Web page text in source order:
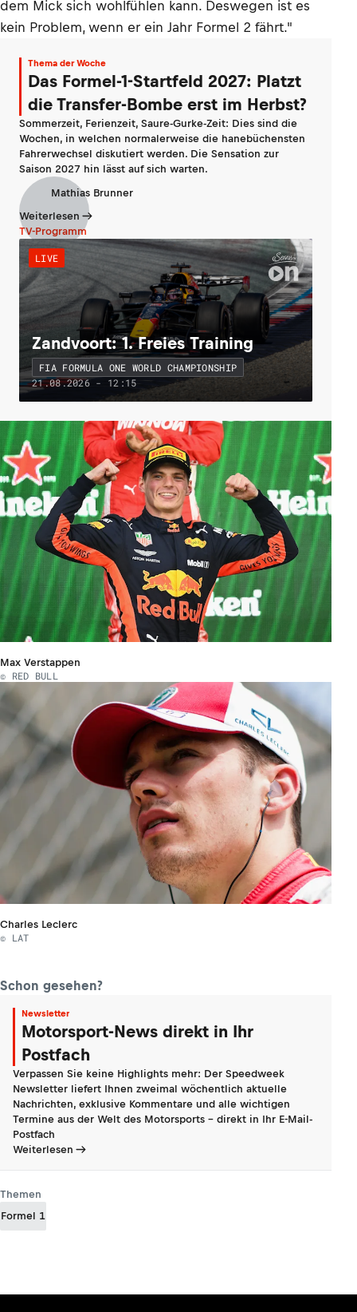
dem Mick sich wohlfühlen kann. Deswegen ist es
kein Problem, wenn er ein Jahr Formel 2 fährt."
Thema der Woche
Das Formel-1-Startfeld 2027: Platzt
die Transfer-Bombe erst im Herbst?
Sommerzeit, Ferienzeit, Saure-Gurke-Zeit: Dies sind die
Wochen, in welchen normalerweise die hanebüchensten
Fahrerwechsel diskutiert werden. Die Sensation zur
Saison 2027 hin lässt auf sich warten.
Mathias Brunner
Weiterlesen
TV-Programm
LIVE
Zandvoort: 1. Freies Training
FIA FORMULA ONE WORLD CHAMPIONSHIP
21.08.2026 - 12:15
Max Verstappen
© RED BULL
Charles Leclerc
© LAT
Schon gesehen?
Newsletter
Motorsport-News direkt in Ihr
Postfach
Verpassen Sie keine Highlights mehr: Der Speedweek
Newsletter liefert Ihnen zweimal wöchentlich aktuelle
Nachrichten, exklusive Kommentare und alle wichtigen
Termine aus der Welt des Motorsports - direkt in Ihr E-Mail-
Postfach
Weiterlesen
Themen
Formel 1